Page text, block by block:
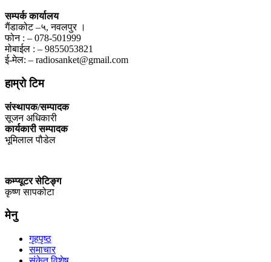
सम्पर्क कार्यालय
गैंडाकोट –५, नवलपुर ।
फोन : – 078-501999
मोबाईल : – 9855053821
ई-मेल: – radiosanket@gmail.com
हाम्रो टिम
संस्थापक/सम्पादक
सूजन अधिकारी
कार्यकारी सम्पादक
भूमिलाल पौडेल
कम्प्यूटर सेटिङ्ग
कृष्ण सापकोटा
मेनु
गृहपृष्ठ
समाचार